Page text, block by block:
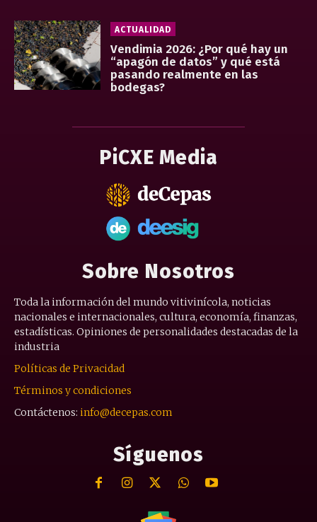
ACTUALIDAD
Vendimia 2026: ¿Por qué hay un
“apagón de datos” y qué está
pasando realmente en las
bodegas?
PiCXE Media
Sobre Nosotros
Toda la información del mundo vitivinícola, noticias
nacionales e internacionales, cultura, economía, finanzas,
estadísticas. Opiniones de personalidades destacadas de la
industria
Políticas de Privacidad
Términos y condiciones
Contáctenos: info@decepas.com
Síguenos